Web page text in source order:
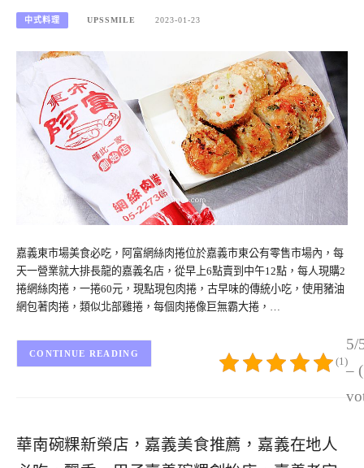
中式料理 UPSSMILE 2023-01-23
嘉義東市場美食必吃，阿富網絲肉捲位於嘉義市東公有零售市場內，每
天一營業就大排長龍的嘉義名店，從早上6點賣到中午12點，每人現購2
捲網絲肉捲，一捲60元，現點現包肉捲，古早味的傳統小吃，使用豬油
網包著肉捲，類似北部雞捲，每個肉捲像巨無霸大捲，…
5/
–
(1)
CONTINUE READING
華南碗粿新榮店，嘉義美食推薦，嘉義在地人